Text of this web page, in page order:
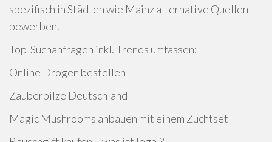
spezifisch in Städten wie Mainz alternative Quellen
bewerben.
Top-Suchanfragen inkl. Trends umfassen:
Online Drogen bestellen
Zauberpilze Deutschland
Magic Mushrooms anbauen mit einem Zuchtset